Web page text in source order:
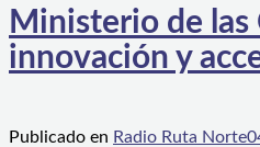
Ministerio de
innovación y
Publicado en Radio Ruta Norte